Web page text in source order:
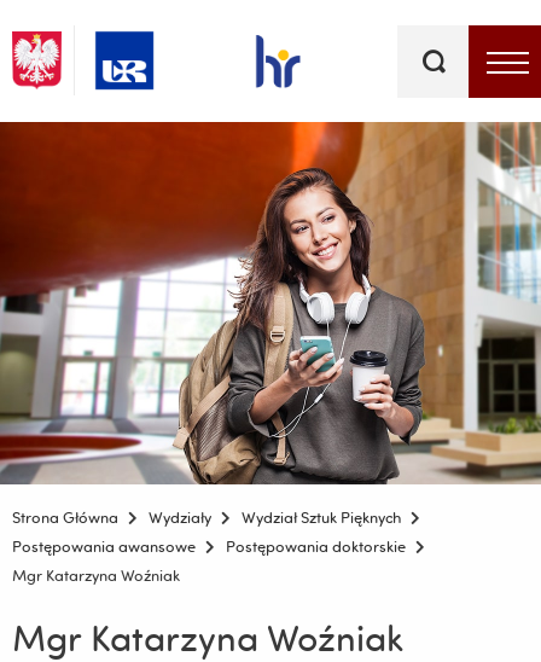
kluczowe
Strona Główna Wydziały
Wydział Sztuk Pięknych
Postępowania awansowe
Postępowania doktorskie
Mgr Katarzyna Woźniak
Mgr Katarzyna Woźniak